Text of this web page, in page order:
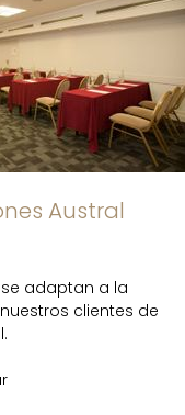
Austral
adaptan a la
clientes de